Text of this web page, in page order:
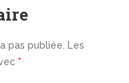
pas publiée. Les
*